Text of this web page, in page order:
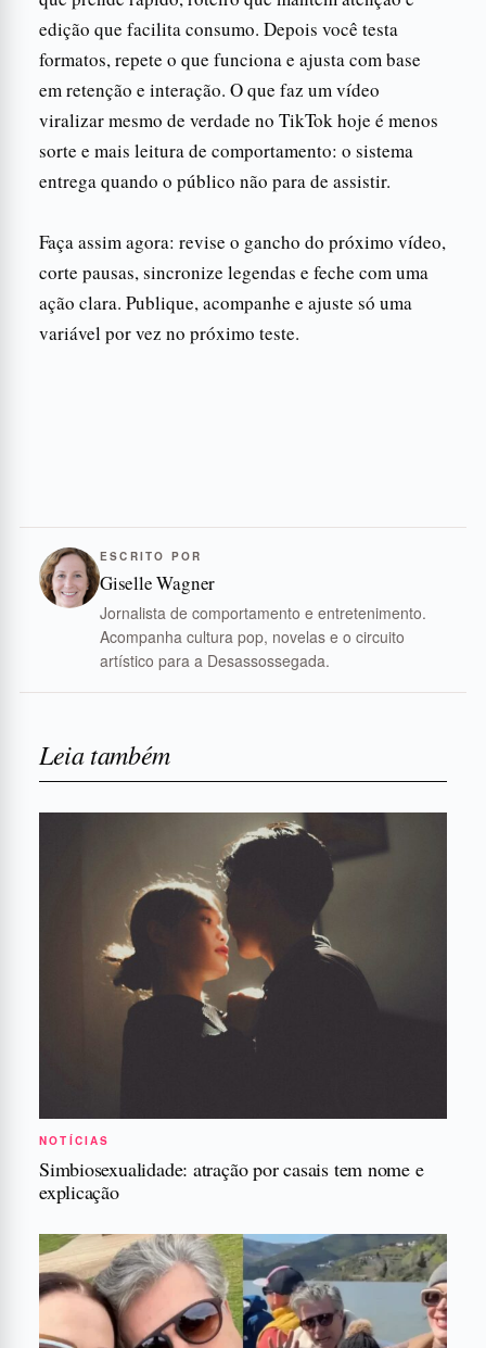
edição que facilita consumo. Depois você testa
formatos, repete o que funciona e ajusta com base
em retenção e interação. O que faz um vídeo
viralizar mesmo de verdade no TikTok hoje é menos
sorte e mais leitura de comportamento: o sistema
entrega quando o público não para de assistir.
Faça assim agora: revise o gancho do próximo vídeo,
corte pausas, sincronize legendas e feche com uma
ação clara. Publique, acompanhe e ajuste só uma
variável por vez no próximo teste.
ESCRITO POR
Giselle Wagner
Jornalista de comportamento e entretenimento.
Acompanha cultura pop, novelas e o circuito
artístico para a Desassossegada.
Leia também
NOTÍCIAS
Simbiosexualidade: atração por casais tem nome e
explicação